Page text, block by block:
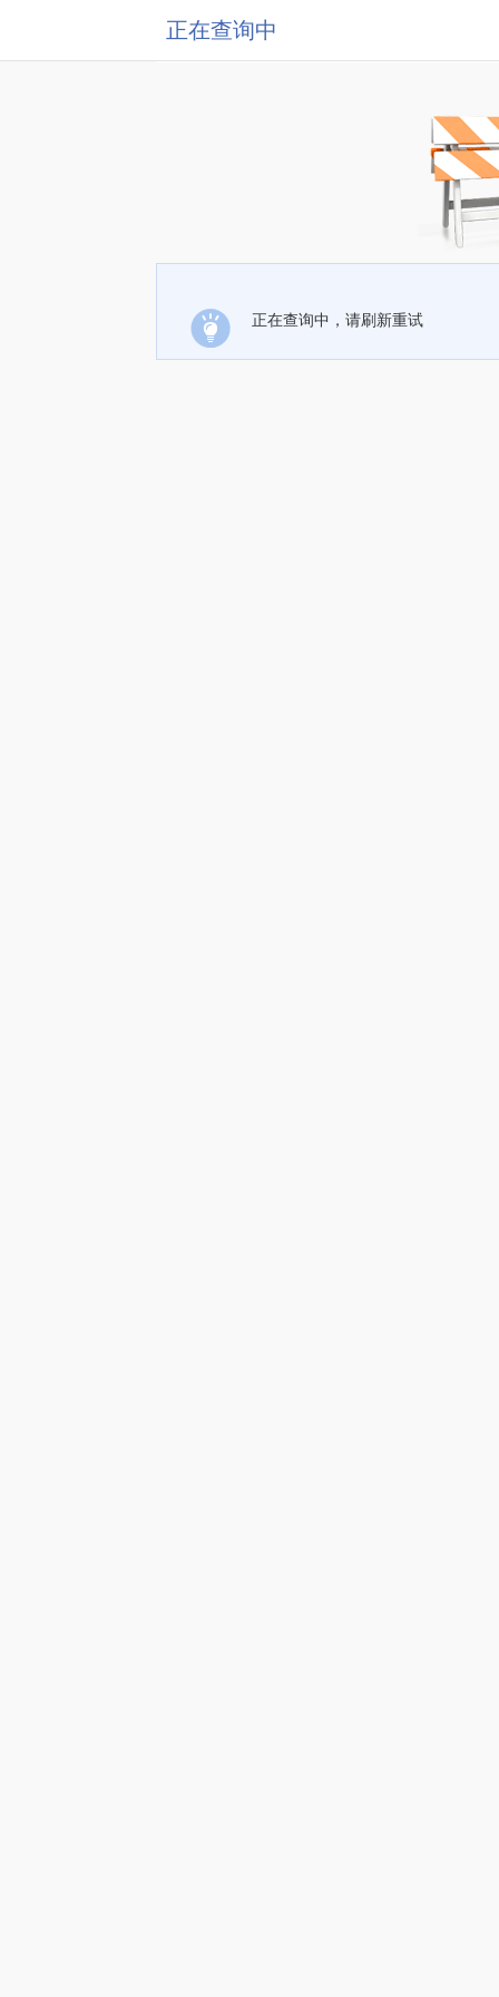
正在查询中
正在查询中，请刷新重试